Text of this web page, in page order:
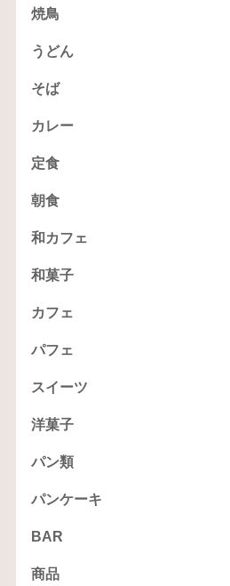
焼鳥
うどん
そば
カレー
定食
朝食
和カフェ
和菓子
カフェ
パフェ
スイーツ
洋菓子
パン類
パンケーキ
BAR
商品